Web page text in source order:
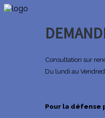
Consultation sur
Du lundi au
Pour la défense